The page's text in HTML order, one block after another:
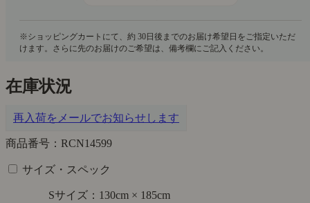
在庫状況
再入荷をメールでお知らせします
商品番号：RCN14599
サイズ・スペック
Sサイズ：130cm × 185cm